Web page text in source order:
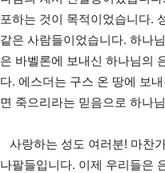
포하는 것이 목적이었습니다.
같은 사람들이었습니다. 하나
은 바벨론에 보내신 하나님의
다. 에스더는 구스 온 땅에 보
면 죽으리라는 믿음으로 하나
사랑하는 성도 여러분! 마찬
나팔들입니다. 이제 우리들은